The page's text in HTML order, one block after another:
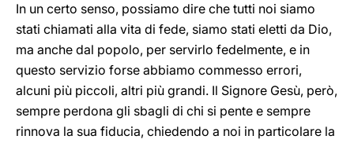
In un certo senso, possiamo dire che tutti noi siamo
stati chiamati alla vita di fede, siamo stati eletti da Dio,
ma anche dal popolo, per servirlo fedelmente, e in
questo servizio forse abbiamo commesso errori,
alcuni più piccoli, altri più grandi. Il Signore Gesù, però,
sempre perdona gli sbagli di chi si pente e sempre
rinnova la sua fiducia, chiedendo a noi in particolare la